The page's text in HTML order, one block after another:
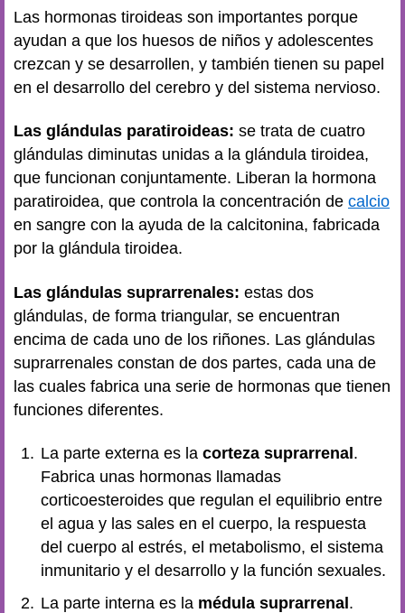
Las hormonas tiroideas son importantes porque
ayudan a que los huesos de niños y adolescentes
crezcan y se desarrollen, y también tienen su papel
en el desarrollo del cerebro y del sistema nervioso.
Las glándulas paratiroideas: se trata de cuatro
glándulas diminutas unidas a la glándula tiroidea,
que funcionan conjuntamente. Liberan la hormona
paratiroidea, que controla la concentración de calcio
en sangre con la ayuda de la calcitonina, fabricada
por la glándula tiroidea.
Las glándulas suprarrenales: estas dos
glándulas, de forma triangular, se encuentran
encima de cada uno de los riñones. Las glándulas
suprarrenales constan de dos partes, cada una de
las cuales fabrica una serie de hormonas que tienen
funciones diferentes.
La parte externa es la corteza suprarrenal .
Fabrica unas hormonas llamadas
corticoesteroides que regulan el equilibrio entre
el agua y las sales en el cuerpo, la respuesta
del cuerpo al estrés, el metabolismo, el sistema
inmunitario y el desarrollo y la función sexuales.
La parte interna es la médula suprarrenal .